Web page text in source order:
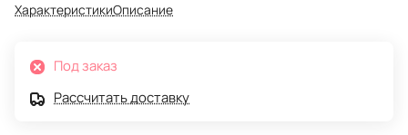
ХарактеристикиОписание
Под заказ
Рассчитать доставку